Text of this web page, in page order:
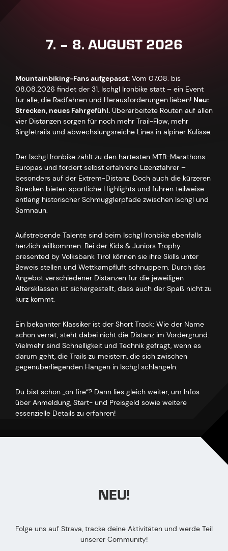
7. – 8. AUGUST 2026
Mountainbiking-Fans aufgepasst: Vom 07.08. bis
08.08.2026 findet der 31. Ischgl Ironbike statt – ein Event
für alle, die Radfahren und Herausforderungen lieben! Neu:
Strecken, neues Fahrgefühl. Überarbeitete Routen auf allen
vier Distanzen sorgen für noch mehr Trail-Flow, mehr
Singletrails und abwechslungsreiche Lines in alpiner Kulisse.
Der Ischgl Ironbike zählt zu den härtesten MTB-Marathons
Europas und fordert selbst erfahrene Lizenzfahrer –
besonders auf der Extrem-Distanz. Doch auch die kürzeren
Strecken bieten sportliche Highlights und führen teilweise
entlang historischer Schmugglerpfade zwischen Ischgl und
Samnaun.
Aufstrebende Talente sind beim Ischgl Ironbike ebenfalls
herzlich willkommen. Bei der Kids & Juniors Trophy
presented by Volksbank Tirol können sie ihre Skills unter
Beweis stellen und Wettkampfluft schnuppern. Durch das
Angebot verschiedener Distanzen für die jeweiligen
Altersklassen ist sichergestellt, dass auch der Spaß nicht zu
kurz kommt.
Ein bekannter Klassiker ist der Short Track: Wie der Name
schon verrät, steht dabei nicht die Distanz im Vordergrund.
Vielmehr sind Schnelligkeit und Technik gefragt, wenn es
darum geht, die Trails zu meistern, die sich zwischen
gegenüberliegenden Hängen in Ischgl schlängeln.
Du bist schon „on fire“? Dann lies gleich weiter, um Infos
über Anmeldung, Start- und Preisgeld sowie weitere
essenzielle Details zu erfahren!
NEU!
Folge uns auf Strava, tracke deine Aktivitäten und werde Teil
unserer Community!